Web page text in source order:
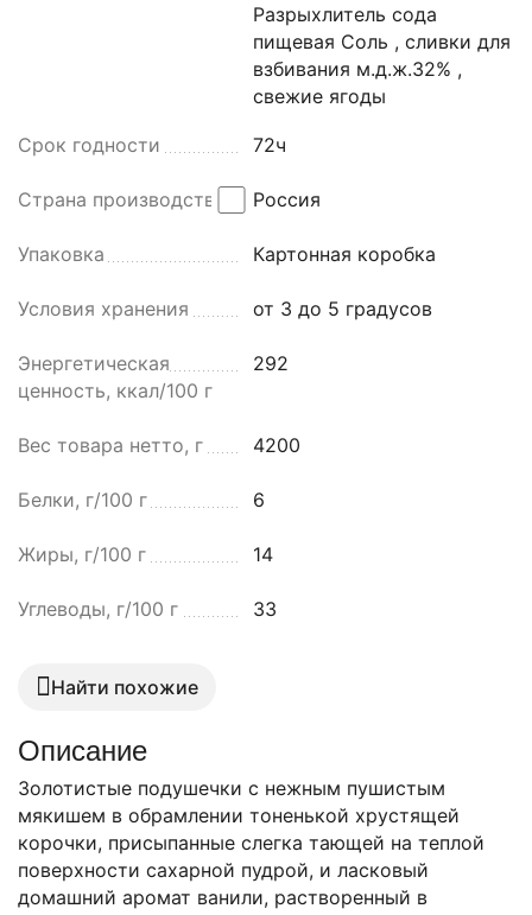
Разрыхлитель сода
пищевая Соль , сливки для
взбивания м.д.ж.32% ,
свежие ягоды
Срок годности 72ч
Страна производства Россия
Упаковка Картонная коробка
Условия хранения от 3 до 5 градусов
Энергетическая
ценность, ккал/100 г
292
Вес товара нетто, г 4200
Белки, г/100 г 6
Жиры, г/100 г 14
Углеводы, г/100 г 33
Найти похожие
Описание
Золотистые подушечки с нежным пушистым
мякишем в обрамлении тоненькой хрустящей
корочки, присыпанные слегка тающей на теплой
поверхности сахарной пудрой, и ласковый
домашний аромат ванили, растворенный в